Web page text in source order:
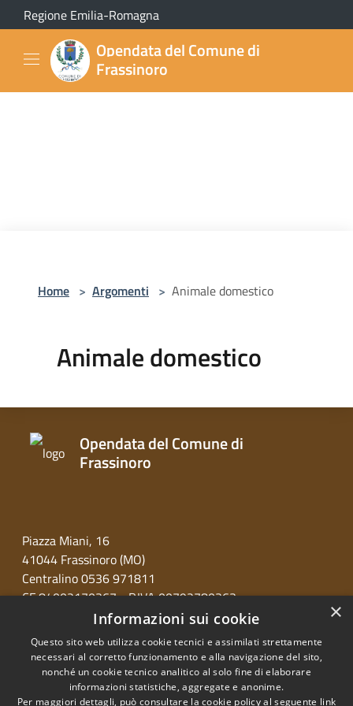
Salta al contenuto principale
Regione Emilia-Romagna
Opendata del Comune di
Frassinoro
Home > Argomenti > Animale domestico
Animale domestico
Opendata del Comune di
Frassinoro
Piazza Miani, 16
41044 Frassinoro (MO)
Centralino 0536 971811
CF 84002170367 - P.IVA 00792780363
Copyright © 2026 • Opendata
×
Informazioni sui cookie
Questo sito web utilizza cookie tecnici e assimilati strettamente
necessari al corretto funzionamento e alla navigazione del sito,
nonché un cookie tecnico analitico al solo fine di elaborare
informazioni statistiche, aggregate e anonime.
Per maggiori dettagli, può consultare la cookie policy al seguente link